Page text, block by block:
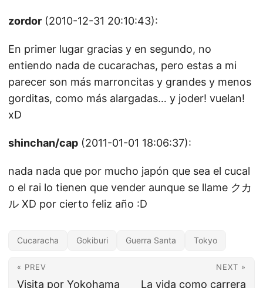
zordor (2010-12-31 20:10:43):
En primer lugar gracias y en segundo, no
entiendo nada de cucarachas, pero estas a mi
parecer son más marroncitas y grandes y menos
gorditas, como más alargadas… y joder! vuelan!
xD
shinchan/cap (2011-01-01 18:06:37):
nada nada que por mucho japón que sea el cucal
o el rai lo tienen que vender aunque se llame クカ
ル XD por cierto feliz año :D
Cucaracha Gokiburi Guerra Santa Tokyo
« PREV
Visita por Yokohama
NEXT »
La vida como carrera